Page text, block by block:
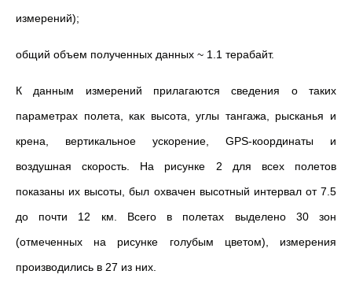
измерений);
общий объем полученных данных ~ 1.1 терабайт.
К данным измерений прилагаются сведения о таких
параметрах полета, как высота, углы тангажа, рысканья и
крена, вертикальное ускорение, GPS-координаты и
воздушная скорость. На рисунке 2 для всех полетов
показаны их высоты, был охвачен высотный интервал от 7.5
до почти 12 км. Всего в полетах выделено 30 зон
(отмеченных на рисунке голубым цветом), измерения
производились в 27 из них.